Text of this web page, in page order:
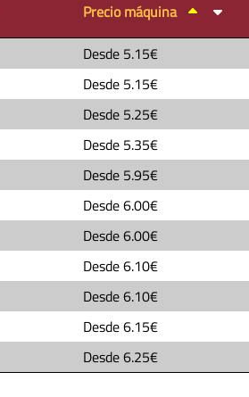
Precio máquina
Desde 5.15€
Desde 5.15€
Desde 5.25€
Desde 5.35€
Desde 5.95€
Desde6.00€
Desde6.00€
Desde6.10€
Desde6.10€
Desde6.15€
Desde6.25€